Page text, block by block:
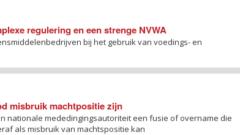
regulering en een strenge NVWA
bij het gebruik van voedings- en
misbruik machtpositie zijn
nationale mededingingsautoriteit een fusie of overname die
als misbruik van machtspositie kan